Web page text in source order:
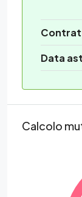
Data
Calcolo